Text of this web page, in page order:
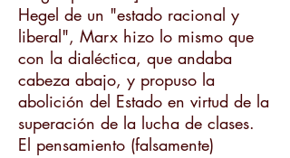
Hegel de un "estado racional y
liberal", Marx hizo lo mismo que
con la dialéctica, que andaba
cabeza abajo, y propuso la
abolición del Estado en virtud de la
superación de la lucha de clases.
El pensamiento (falsamente)